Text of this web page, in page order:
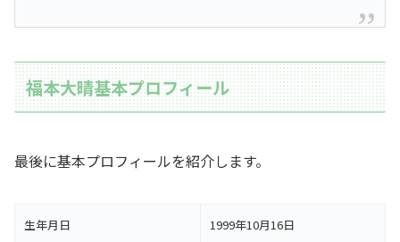
福本大晴基本プロフィール
最後に基本プロフィールを紹介します。
生年月日 1999年10月16日